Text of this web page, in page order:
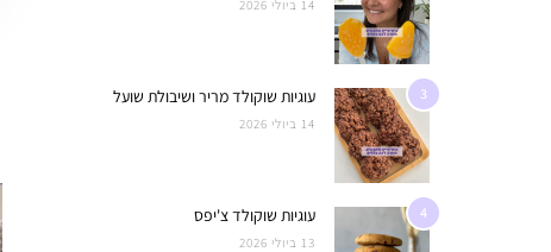
14 ביולי 2026
3 עוגיות שוקולד מריר ושיבולת שועל
14 ביולי 2026
4 עוגיות שוקולד צ'יפס
13 ביולי 2026